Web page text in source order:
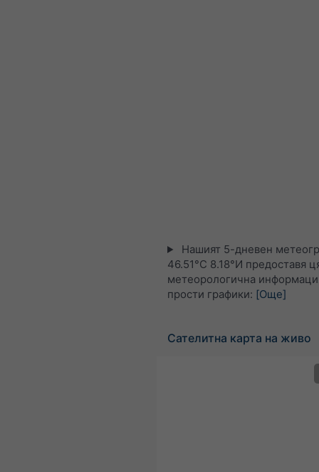
Нашият 5-дневен
46.51°С 8.18°И предоставя
метеорологична
прости графики: [Още]
Сателитна карта на живо